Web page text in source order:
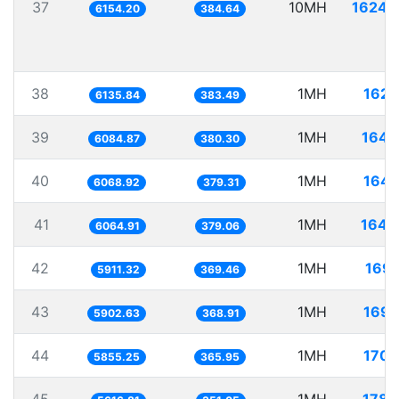
37 6154.20 384.64 10MH
38 6135.84 383.49 1MH
39 6084.87 380.30 1MH
40 6068.92 379.31 1MH
41 6064.91 379.06 1MH
42 5911.32 369.46 1MH
43 5902.63 368.91 1MH
44 5855.25 365.95 1MH